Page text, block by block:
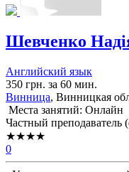
Шевченко
Английский язык
350 грн. за 60 мин.
Винница, Винницкая
Места занятий: Онлайн
Частный преподаватель
★★★★
0